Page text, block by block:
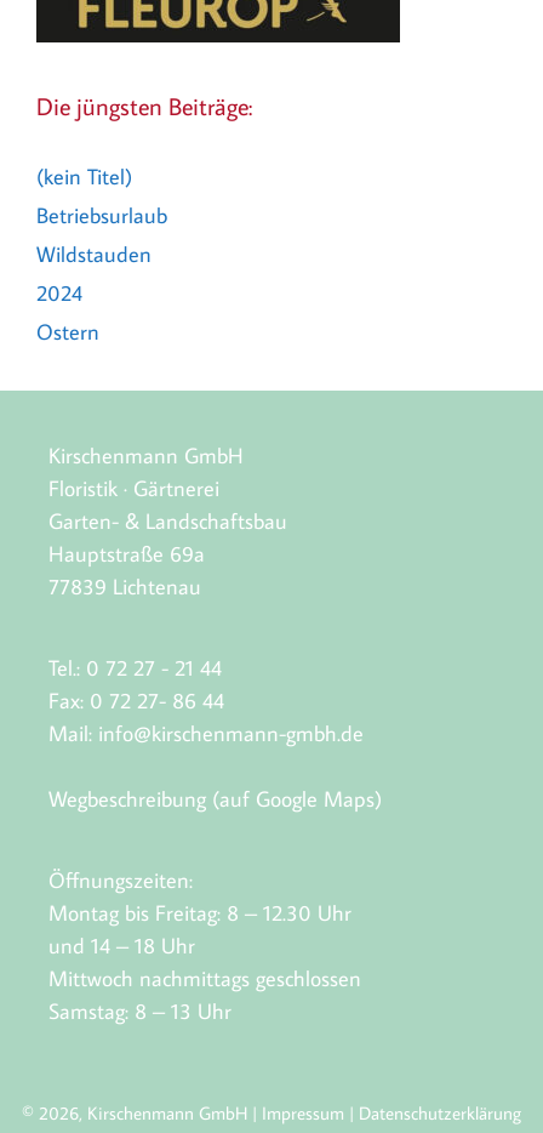
Die jüngsten Beiträge:
(kein Titel)
Betriebsurlaub
Wildstauden
2024
Ostern
Kirschenmann GmbH
Floristik · Gärtnerei
Garten- & Landschaftsbau
Hauptstraße 69a
77839 Lichtenau
Tel.: 0 72 27 - 21 44
Fax: 0 72 27- 86 44
Mail: info@kirschenmann-gmbh.de
Wegbeschreibung (auf Google Maps)
Öffnungszeiten:
Montag bis Freitag: 8 – 12.30 Uhr
und 14 – 18 Uhr
Mittwoch nachmittags geschlossen
Samstag: 8 – 13 Uhr
© 2026, Kirschenmann GmbH | Impressum | Datenschutzerklärung